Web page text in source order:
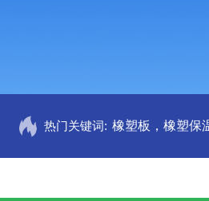
热门关键词: